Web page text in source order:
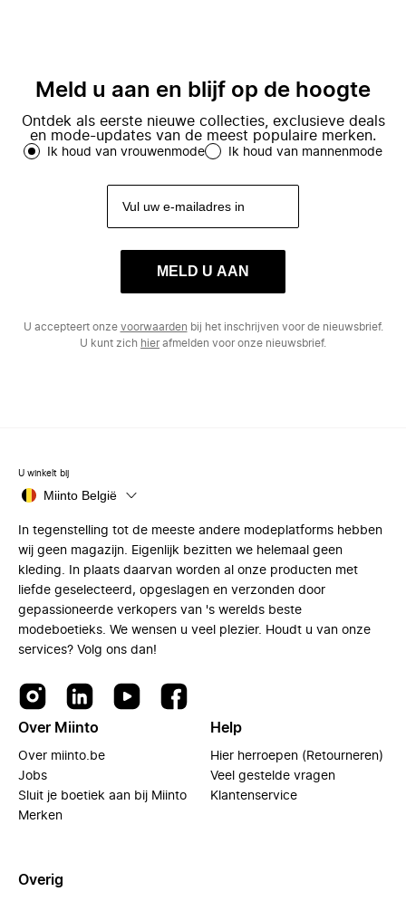
Meld u aan en blijf op de hoogte
Ontdek als eerste nieuwe collecties, exclusieve deals
en mode-updates van de meest populaire merken.
Ik houd van vrouwenmode Ik houd van mannenmode
MELD U AAN
U accepteert onze voorwaarden bij het inschrijven voor de nieuwsbrief.
U kunt zich hierafmelden voor onze nieuwsbrief.
U winkelt bij
Miinto België
In tegenstelling tot de meeste andere modeplatforms hebben
wij geen magazijn. Eigenlijk bezitten we helemaal geen
kleding. In plaats daarvan worden al onze producten met
liefde geselecteerd, opgeslagen en verzonden door
gepassioneerde verkopers van 's werelds beste
modeboetieks. We wensen u veel plezier. Houdt u van onze
services? Volg ons dan!
Over Miinto
Over miinto.be
Jobs
Sluit je boetiek aan bij Miinto
Merken
Help
Hier herroepen (Retourneren)
Veel gestelde vragen
Klantenservice
Overig